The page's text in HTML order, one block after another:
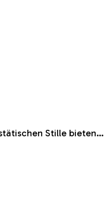
Stille bieten…